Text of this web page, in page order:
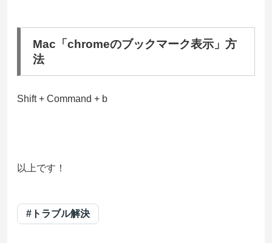
Mac「chromeのブックマーク表示」方
法
Shift + Command + b
以上です！
#トラブル解決